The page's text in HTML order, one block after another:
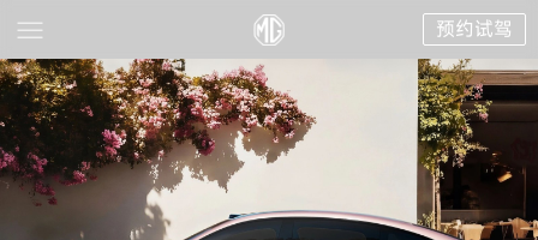
预约试驾